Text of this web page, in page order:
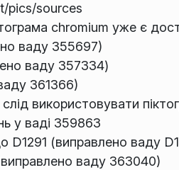
pics/sources
chromium уже є
ваду 355697)
ваду 357334)
361366)
використовувати
у ваді 359863
D1291 (виправлено ваду
ваду 363040)